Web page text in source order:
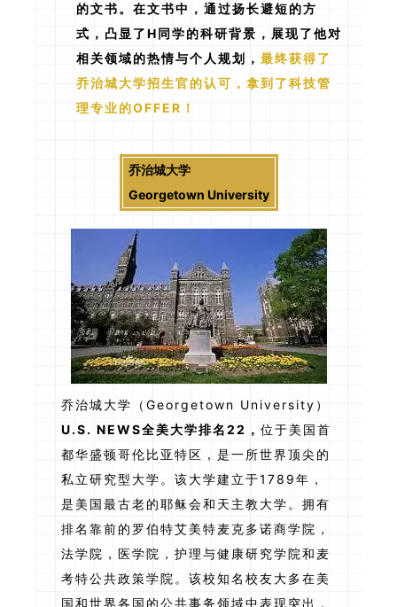
的文书。在文书中，通过扬长避短的方
式，凸显了H同学的科研背景，展现了他对
相关领域的热情与个人规划，最终获得了
乔治城大学招生官的认可，拿到了科技管
理专业的OFFER！
乔治城大学
Georgetown University
乔治城大学（Georgetown University）
U.S. NEWS全美大学排名22， 位于美国首
都华盛顿哥伦比亚特区，是一所世界顶尖的
私立研究型大学。该大学建立于1789年，
是美国最古老的耶稣会和天主教大学。拥有
排名靠前的罗伯特艾美特麦克多诺商学院，
法学院，医学院，护理与健康研究学院和麦
考特公共政策学院。该校知名校友大多在美
国和世界各国的公共事务领域中表现突出，